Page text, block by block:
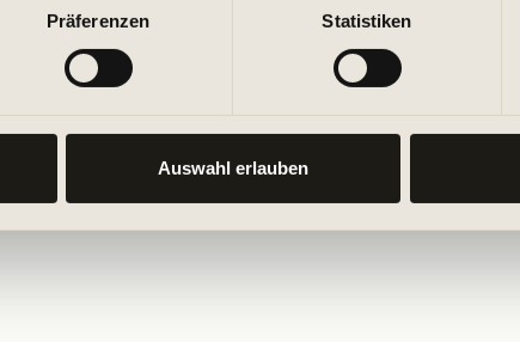
Präferenzen Statistiken
Auswahl erlauben